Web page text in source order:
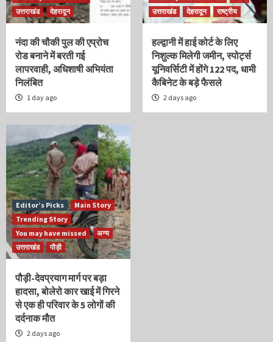
उत्तराखंड
देहरादून
नंदा की चौकी पुल की एप्रोच
रोड बनाने में बरती गई
लापरवाही, अधिशाषी अभियंता
निलंबित
1 day ago
उत्तराखंड
देहरादून राष्ट्रीय
हल्द्वानी में हाई कोर्ट के लिए
निशुल्क मिलेगी जमीन, स्पोर्ट्स
यूनिवर्सिटी में होंगे 122 पद, धामी
कैबिनेट के बड़े फैसले
2 days ago
Editor’s Picks
Main Story
Trending Story
You may have missed
अन्य
उत्तराखंड
पौड़ी
पौड़ी-देवप्रयाग मार्ग पर बड़ा
हादसा, बोलेरो कार खाई में गिरने
से एक ही परिवार के 5 लोगों की
दर्दनाक मौत
2 days ago